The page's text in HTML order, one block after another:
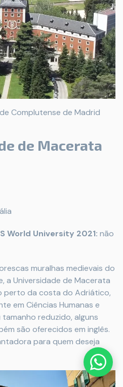
Complutense de Madrid
de Macerata
World University 2021: não
muralhas medievais do
a Universidade de Macerata
perto da costa do Adriático,
em Ciências Humanas e
reduzido, alguns
são oferecidos em inglês.
para quem deseja